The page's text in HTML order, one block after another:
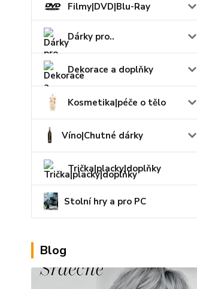
Filmy|DVD|Blu-Ray
Dárky pro..
Dekorace a doplňky
Kosmetika|péče o tělo
Víno|Chutné dárky
Trička|placky|doplňky
Stolní hry a pro PC
Blog